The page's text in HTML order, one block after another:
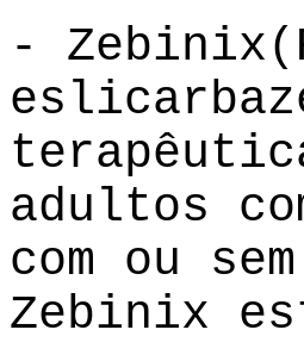
-
adultos
com ou
Zebinix